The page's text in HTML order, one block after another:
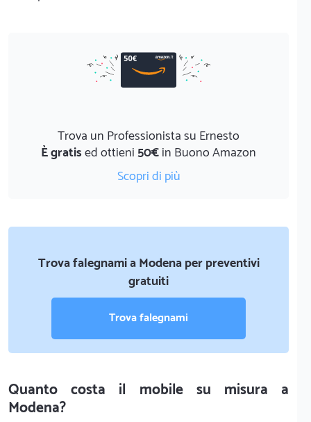
Trova un Professionista su Ernesto
È gratised ottieni50€in Buono Amazon
Scopri di più
Trova falegnami a Modena per preventivi
gratuiti
Trova falegnami
Quanto costa il mobile su misura a
Modena?